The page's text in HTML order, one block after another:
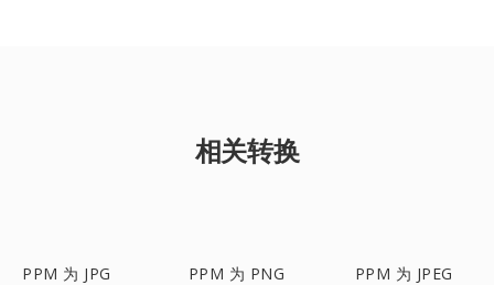
相关转换
PPM 为 JPG PPM 为 PNG PPM 为 JPEG